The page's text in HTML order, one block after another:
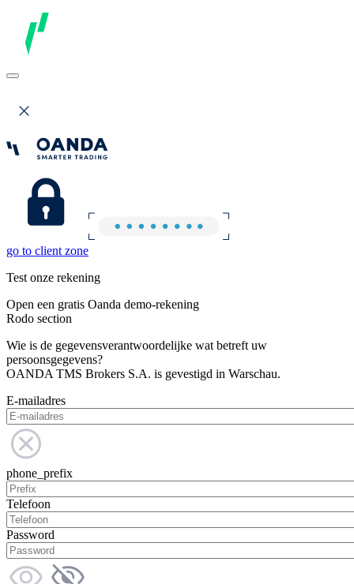
go to client zone
Test onze rekening
Open een gratis Oanda demo-rekening
Rodo section
Wie is de gegevensverantwoordelijke wat betreft uw
persoonsgegevens?
OANDA TMS Brokers S.A. is gevestigd in Warschau.
E-mailadres
phone_prefix
Telefoon
Password